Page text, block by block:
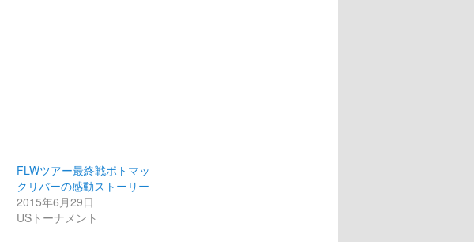
FLWツアー最終戦ポトマッ
クリバーの感動ストーリー
2015年6月29日
USトーナメント